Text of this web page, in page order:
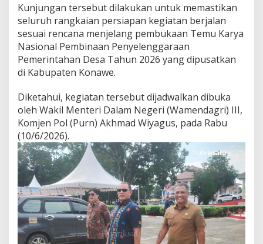
r
t
T
e
m
u
r
y
a
a
s
n
a
l
Kunjungan tersebut dilakukan untuk memastikan
seluruh rangkaian persiapan kegiatan berjalan
sesuai rencana menjelang pembukaan Temu Karya
Nasional Pembinaan Penyelenggaraan
Pemerintahan Desa Tahun 2026 yang dipusatkan
di Kabupaten Konawe.
Diketahui, kegiatan tersebut dijadwalkan dibuka
oleh Wakil Menteri Dalam Negeri (Wamendagri) III,
Komjen Pol (Purn) Akhmad Wiyagus, pada Rabu
(10/6/2026).